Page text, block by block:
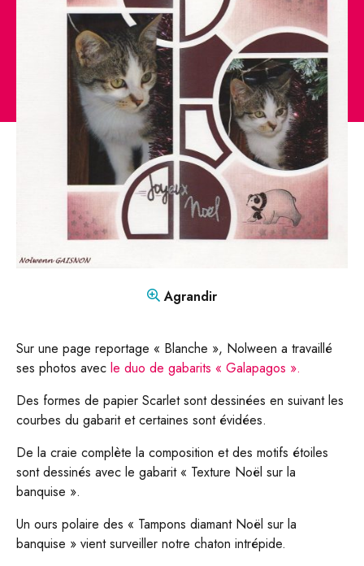
Mon compte
Boutique
CONTACT
Agrandir
Sur une page reportage « Blanche », Nolween a travaillé
ses photos avec le duo de gabarits « Galapagos ».
Des formes de papier Scarlet sont dessinées en suivant les
courbes du gabarit et certaines sont évidées.
De la craie complète la composition et des motifs étoiles
sont dessinés avec le gabarit « Texture Noël sur la
banquise ».
Un ours polaire des « Tampons diamant Noël sur la
banquise » vient surveiller notre chaton intrépide.